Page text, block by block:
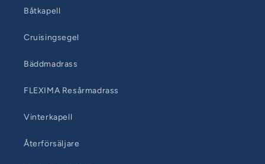
Båtkapell
Cruisingsegel
Bäddmadrass
FLEXIMA Resårmadrass
Vinterkapell
Återförsäljare